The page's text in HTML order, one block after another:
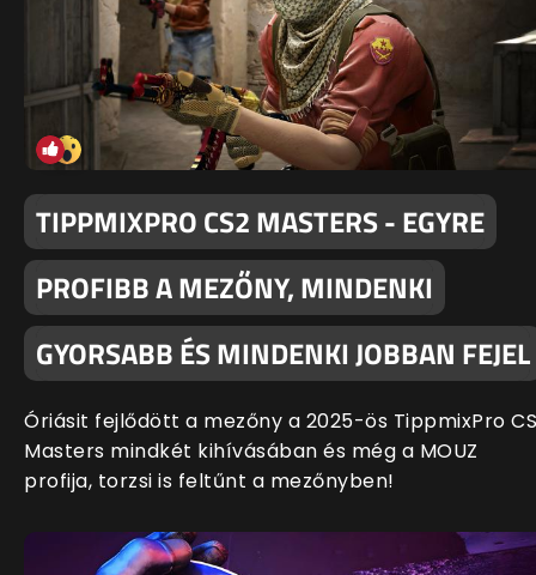
TIPPMIXPRO CS2 MASTERS - EGYRE
PROFIBB A MEZŐNY, MINDENKI
GYORSABB ÉS MINDENKI JOBBAN FEJEL
Óriásit fejlődött a mezőny a 2025-ös TippmixPro
Masters mindkét kihívásában és még a MOUZ
profija, torzsi is feltűnt a mezőnyben!